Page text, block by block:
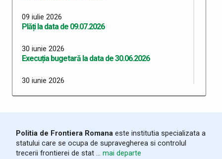
09 iulie 2026
Plăți la data de 09.07.2026
30 iunie 2026
Execuția bugetară la data de 30.06.2026
30 iunie 2026
26 iunie 2026
Plăți 26.06.2026
Politia de Frontiera Romana este institutia specializata a
statului care se ocupa de supravegherea si controlul
trecerii frontierei de stat ... mai departe